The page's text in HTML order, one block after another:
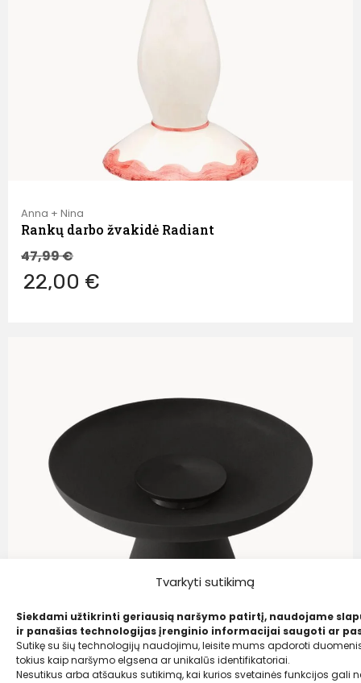
Tvarkyti sutikimą
Siekdami užtikrinti geriausią naršymo patirtį, naudojame
ir panašias technologijas įrenginio informacijai saugoti ar
Sutikę su šių technologijų naudojimu, leisite mums apdoroti
tokius kaip naršymo elgsena ar unikalūs identifikatoriai.
Nesutikus arba atšaukus sutikimą, kai kurios svetainės funkcijos gali
Anna + Nina
Rankų darbo žvakidė Radiant
47,99€
22,00 €